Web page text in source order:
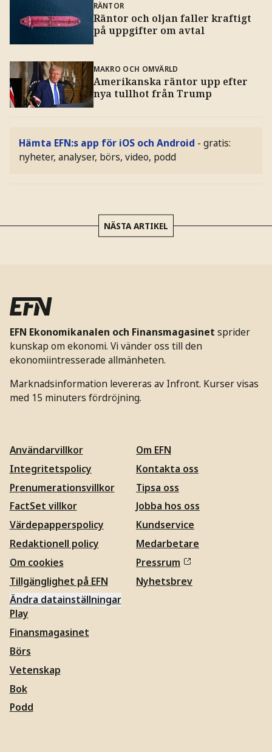
RÄNTOR
Räntor och oljan faller kraftigt
på uppgifter om avtal
MAKRO OCH OMVÄRLD
Amerikanska räntor upp efter
nya tullhot från Trump
Hämta EFN:s app för iOS och Android - gratis:
nyheter, analyser, börs, video, podd
NÄSTA ARTIKEL
EFN Ekonomikanalen och Finansmagasinet sprider
kunskap om ekonomi. Vi vänder oss till den
ekonomiintresserade allmänheten.
Marknadsinformation levereras av Infront. Kurser visas
med 15 minuters fördröjning.
Användarvillkor
Integritetspolicy
Prenumerationsvillkor
FactSet villkor
Värdepapperspolicy
Redaktionell policy
Om cookies
Tillgänglighet på EFN
Ändra datainställningar
Om EFN
Kontakta oss
Tipsa oss
Jobba hos oss
Kundservice
Medarbetare
Pressrum
Nyhetsbrev
Play
Finansmagasinet
Börs
Vetenskap
Bok
Podd